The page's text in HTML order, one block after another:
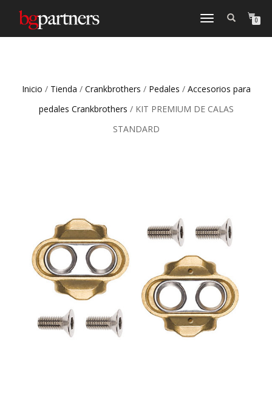
CAMBIAR
0
Inicio / Tienda / Crankbrothers / Pedales / Accesorios para
pedales Crankbrothers / KIT PREMIUM DE CALAS
STANDARD